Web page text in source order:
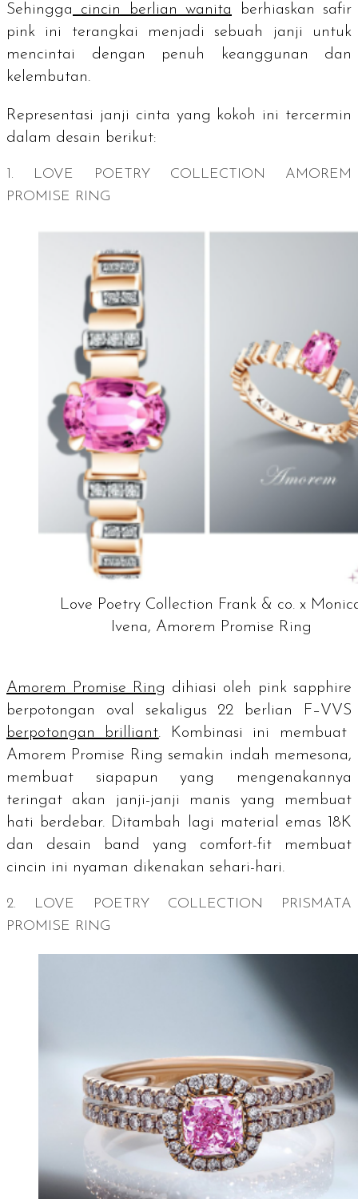
Sehingga cincin berlian wanita
berhiaskan safir
pink ini terangkai menjadi sebuah janji untuk
mencintai dengan penuh keanggunan dan
kelembutan.
Representasi janji cinta yang kokoh ini tercermin
dalam desain berikut:
1. LOVE POETRY COLLECTION AMOREM
PROMISE RING
Love Poetry Collection Frank & co. x
Ivena, Amorem Promise Ring
Amorem Promise Ring dihiasi oleh pink sapphire
berpotongan oval sekaligus 22 berlian F–VVS
berpotongan
brilliant. Kombinasi ini membuat
Amorem Promise Ring semakin indah memesona,
membuat siapapun yang mengenakannya
teringat akan janji-janji manis yang membuat
hati berdebar. Ditambah lagi material emas 18K
dan desain
band yang comfort-fit membuat
cincin ini nyaman dikenakan sehari-hari.
2. LOVE POETRY COLLECTION PRISMATA
PROMISE RING